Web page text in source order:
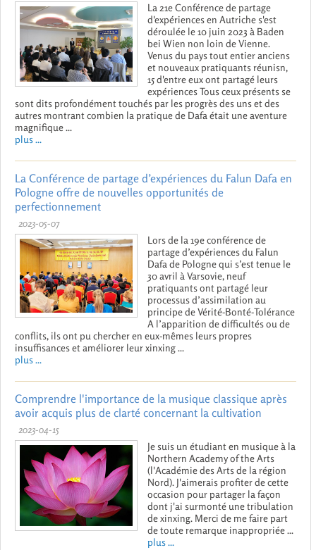
La 21e Conférence de partage
d'expériences en Autriche s'est
déroulée le 10 juin 2023 à Baden
bei Wien non loin de Vienne.
Venus du pays tout entier anciens
et nouveaux pratiquants réunisn,
15 d'entre eux ont partagé leurs
expériences Tous ceux présents se
sont dits profondément touchés par les progrès des uns et des
autres montrant combien la pratique de Dafa était une aventure
magnifique ...
plus ...
La Conférence de partage d’expériences du Falun Dafa en
Pologne offre de nouvelles opportunités de
perfectionnement
2023-05-07
Lors de la 19e conférence de
partage d’expériences du Falun
Dafa de Pologne qui s’est tenue le
30 avril à Varsovie, neuf
pratiquants ont partagé leur
processus d’assimilation au
principe de Vérité-Bonté-Tolérance
A l’apparition de difficultés ou de
conflits, ils ont pu chercher en eux-mêmes leurs propres
insuffisances et améliorer leur xinxing ...
plus ...
Comprendre l'importance de la musique classique après
avoir acquis plus de clarté concernant la cultivation
2023-04-15
Je suis un étudiant en musique à la
Northern Academy of the Arts
(l'Académie des Arts de la région
Nord). J'aimerais profiter de cette
occasion pour partager la façon
dont j'ai surmonté une tribulation
de xinxing. Merci de me faire part
de toute remarque inappropriée ...
plus ...